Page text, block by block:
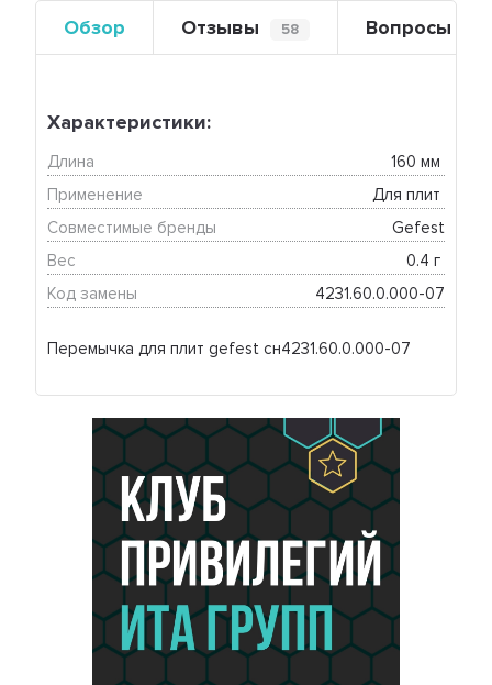
Обзор Отзывы 58 Вопросы
Перемычка для плит gefest сн4231.60.0.000-07
Характеристики:
Длина
160 мм
Применение
Для плит
Совместимые бренды
Gefest
Вес
0.4 г
Код замены
4231.60.0.000-07